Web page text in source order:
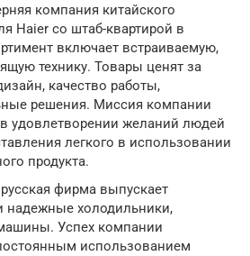
компания китайского
Haier со штаб-квартирой в
включает встраиваемую,
технику. Товары ценят за
качество работы,
решения. Миссия компании
удовлетворении желаний людей
легкого в использовании
продукта.
фирма выпускает
надежные холодильники,
Успех компании
использованием